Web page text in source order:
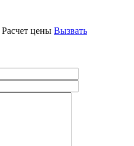
Расчет цены Вызвать